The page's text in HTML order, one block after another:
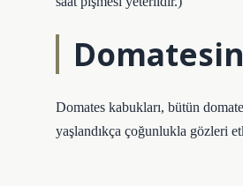
Domates kabukları, bütün
yaşlandıkça çoğunlukla gözleri